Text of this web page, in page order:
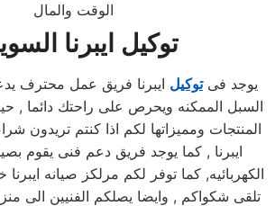
الوقت والمال
توكيل ايبرنا
يوجد فىتوكيل ايبرنا فريق عمل محترف
السبل الممكنه ويحرص على راحتك دائما ,
المنتجات ومميزاتها لكم اذا كنتم تريدون
ايبرنا , كما يوجد فريق دعم فنى يقوم
تلقى شكواكم , وايضا يصلكم الفنيين الى